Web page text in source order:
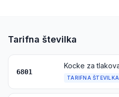
Tarifna številka
6801
TARIFNA ŠTEVILKA